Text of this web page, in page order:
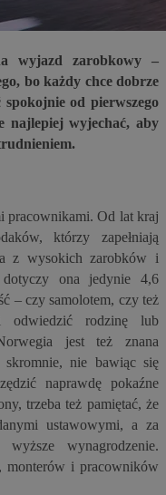
wyjazd zarobkowy –
bo każdy chce dobrze
od pierwszego
najlepiej wyjechać, aby
pracownikami. Od lat kraj
którzy zapełniają
z wysokich zarobków i
ona jedynie 4,6
– czy samolotem, czy też
odwiedzić rodzinę lub
jest też znana
nie bawiąc się
naprawdę pokaźne
trzeba też pamiętać, że
ustawowymi, a za
wynagrodzenie.
monterów i pracowników